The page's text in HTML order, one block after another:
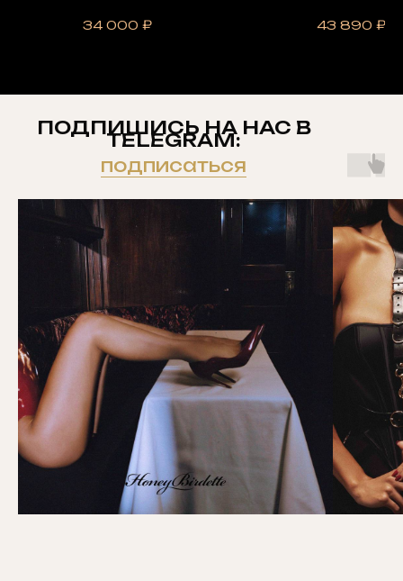
34 000 ₽ 43 890 ₽
ПОДПИШИСЬ НА НАС В
TELEGRAM:
подписаться